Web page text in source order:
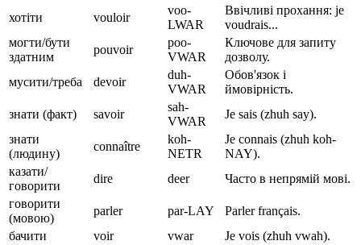
хотіти
vouloir
voo-
LWAR
Ввічливі прохання: je
voudrais...
могти/бути
здатним
pouvoir
poo-
VWAR
Ключове для запиту
дозволу.
мусити/треба
devoir
duh-
VWAR
Обов'язок і
ймовірність.
знати (факт)
savoir
sah-
VWAR
Je sais (zhuh say).
знати
(людину)
connaître
koh-
NETR
Je connais (zhuh koh-
NAY).
казати/
говорити
dire deer
Часто в непрямій мові.
говорити
(мовою)
parler par-LAY
Parler français.
бачити
voir vwar
Je vois (zhuh vwah).